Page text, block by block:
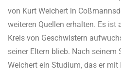
von Kurt Weichert in
weiteren Quellen erhalten. Es ist
Kreis von Geschwistern
seiner Eltern blieb. Nach
Weichert ein Studium, das er